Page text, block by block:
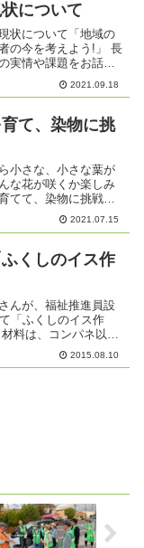
について
状について「地域の
の今を考えよう!」 長
実情や課題をお話し
時：１０月１６日
～場 所：中俣北公民
各...
2021.09.18
て、染物に挑
小さな、小さな葉が
な花が咲くか楽しみ
てて、染物に挑戦し
のある方連絡くださ
徳島県城西高校から
2021.07.15
くしのイス作
んが、福祉推進員設
「ふくしのイス作
料は、コンパネ以外
べて地区の方々の寄
底を縫いあげるのに
2015.08.10